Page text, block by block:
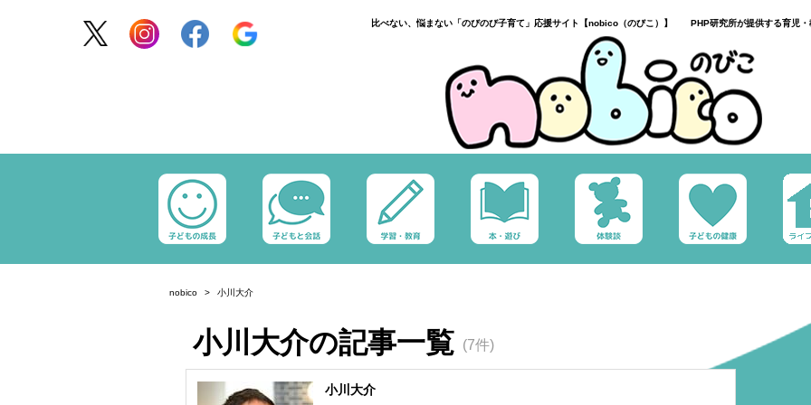
比べない、悩まない「のびのび子育て」応援サイト【nobico（のびこ）】 PHP研究所が提供する育児・
nobico 小川大介
小川大介の記事一覧 (7件)
小川大介